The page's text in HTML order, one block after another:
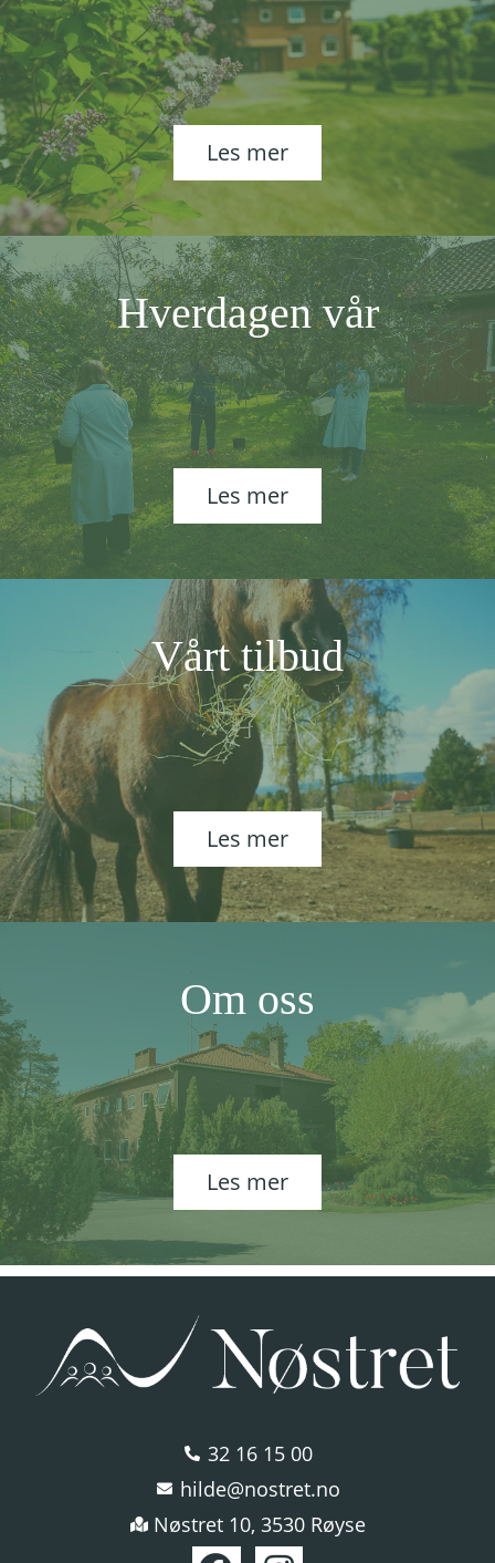
Les mer
Hverdagen vår
Les mer
Vårt tilbud
Les mer
Om oss
Les mer
32 16 15 00
hilde@nostret.no
Nøstret 10, 3530 Røyse